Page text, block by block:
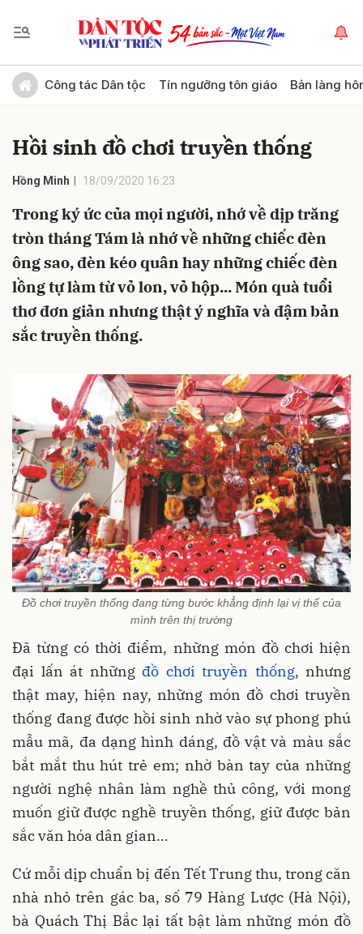
Công tác Dân tộc Tín ngưỡng tôn giáo Bản làng
Hồi sinh đồ chơi truyền thống
Hồng Minh 18/09/2020 16:23
Trong ký ức của mọi người, nhớ về dịp trăng
tròn tháng Tám là nhớ về những chiếc đèn
ông sao, đèn kéo quân hay những chiếc đèn
lồng tự làm từ vỏ lon, vỏ hộp... Món quà tuổi
thơ đơn giản nhưng thật ý nghĩa và đậm bản
sắc truyền thống.
Đồ chơi truyền thống đang từng bước khẳng định lại vị thế của
mình trên thị trường
Đã từng có thời điểm, những món đồ chơi hiện
đại lấn át những đồ chơi truyền thống, nhưng
thật may, hiện nay, những món đồ chơi truyền
thống đang được hồi sinh nhờ vào sự phong phú
mẫu mã, đa dạng hình dáng, đồ vật và màu sắc
bắt mắt thu hút trẻ em; nhờ bàn tay của những
người nghệ nhân làm nghề thủ công, với mong
muốn giữ được nghề truyền thống, giữ được bản
sắc văn hóa dân gian…
Cứ mỗi dịp chuẩn bị đến Tết Trung thu, trong căn
nhà nhỏ trên gác ba, số 79 Hàng Lược (Hà Nội),
bà Quách Thị Bắc lại tất bật làm những món đồ
Gửi bình luận
Hủy Gửi